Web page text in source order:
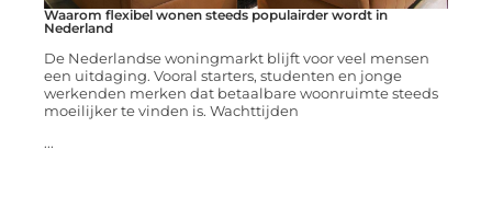
Waarom flexibel wonen steeds populairder wordt in
Nederland
De Nederlandse woningmarkt blijft voor veel mensen
een uitdaging. Vooral starters, studenten en jonge
werkenden merken dat betaalbare woonruimte steeds
moeilijker te vinden is. Wachttijden
...